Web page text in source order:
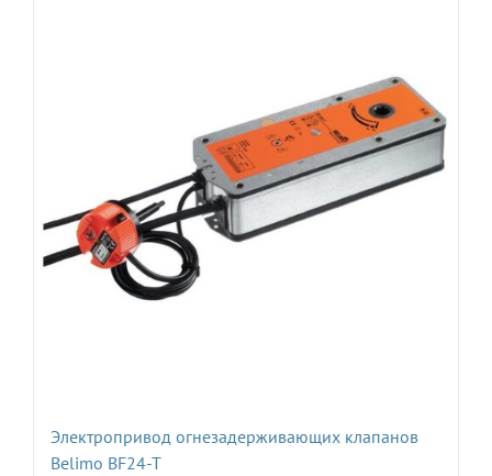
Электропривод огнезадерживающих клапанов
Belimo BF24-T